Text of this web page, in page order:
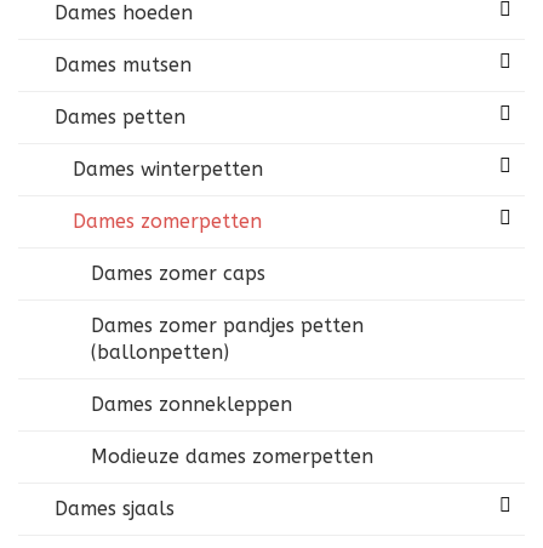
Dames hoeden
Dames mutsen
Dames petten
Dames winterpetten
Dames zomerpetten
Dames zomer caps
Dames zomer pandjes petten
(ballonpetten)
Dames zonnekleppen
Modieuze dames zomerpetten
Dames sjaals